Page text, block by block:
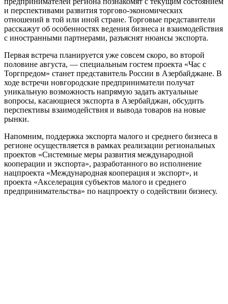
и перспективами развития торгово-экономических
отношений в той или иной стране. Торговые представители
расскажут об особенностях ведения бизнеса и взаимодействия
с иностранными партнерами, разъяснят нюансы экспорта.
Первая встреча планируется уже совсем скоро, во второй
половине августа, — специальным гостем проекта «Час с
Торгпредом» станет представитель России в Азербайджане. В
ходе встречи новгородские предприниматели получат
уникальную возможность напрямую задать актуальные
вопросы, касающиеся экспорта в Азербайджан, обсудить
перспективы взаимодействия и вывода товаров на новые
рынки.
Напомним, поддержка экспорта малого и среднего бизнеса в
регионе осуществляется в рамках реализации региональных
проектов «Системные меры развития международной
кооперации и экспорта», разработанного во исполнение
нацпроекта «Международная кооперация и экспорт», и
проекта «Акселерация субъектов малого и среднего
предпринимательства» по нацпроекту о содействии бизнесу.